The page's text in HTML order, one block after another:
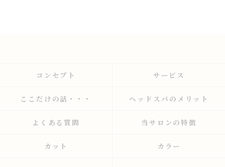
コンセプト サービス
ここだけの話・・・ ヘッドスパのメリット
よくある質問 当サロンの特徴
カット カラー